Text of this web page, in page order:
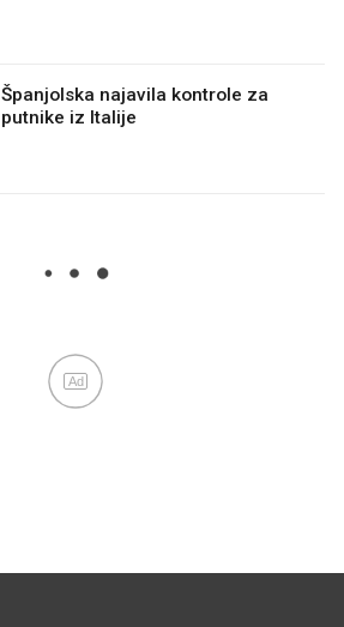
Španjolska najavila kontrole za
putnike iz Italije
Ad